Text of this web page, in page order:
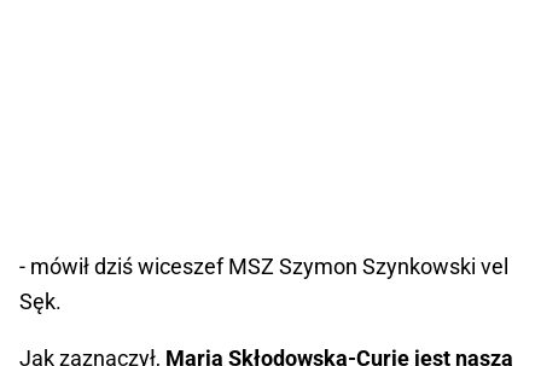
- mówił dziś wiceszef MSZ Szymon Szynkowski vel
Sęk.
Jak zaznaczył, Maria Skłodowska-Curie jest naszą